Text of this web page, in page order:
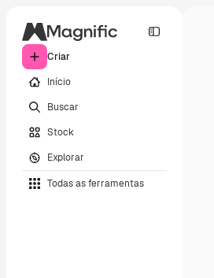
Criar
Início
Buscar
Stock
Explorar
Todas as ferramentas